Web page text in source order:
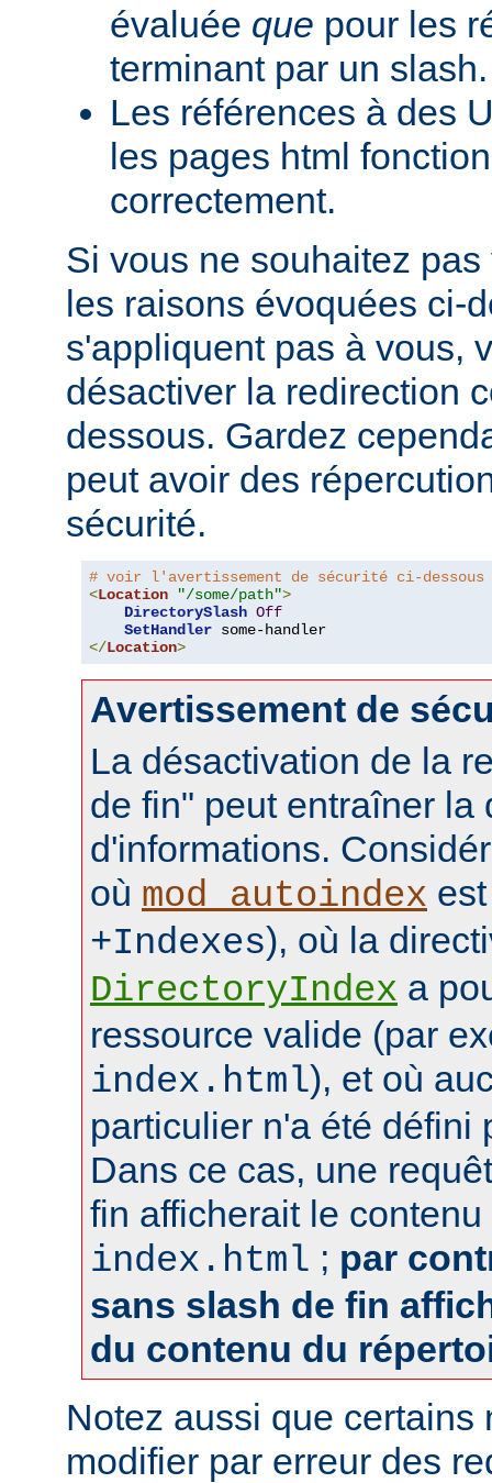
évaluée que pour les
terminant par un slash.
Les références à des
les pages html
correctement.
Si vous ne souhaitez
les raisons évoquées ci-
s'appliquent pas à vous,
désactiver la redirection
dessous. Gardez
peut avoir des
sécurité.
# voir l'avertissement de sécurité ci-
<Location "/some/path">
DirectorySlash Off
SetHandler
</Location>
Avertissement de
La désactivation de la
de fin" peut entraîner la
d'informations.
où mod_autoindex
+Indexes), où la
DirectoryIndex a
ressource valide (par
index.html), et où
particulier n'a été défini
Dans ce cas, une
fin afficherait le
index.html ; par
sans slash de fin
du contenu du
Notez aussi que certains
modifier par erreur des